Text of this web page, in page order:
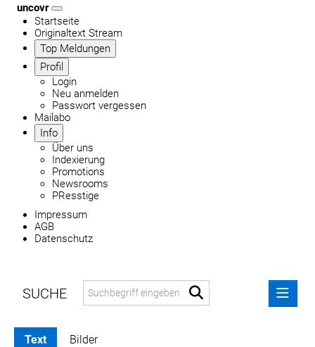
uncovr
Startseite
Originaltext Stream
Top Meldungen
Profil
Login
Neu anmelden
Passwort vergessen
Mailabo
Info
Über uns
Indexierung
Promotions
Newsrooms
PResstige
Impressum
AGB
Datenschutz
Text Bilder